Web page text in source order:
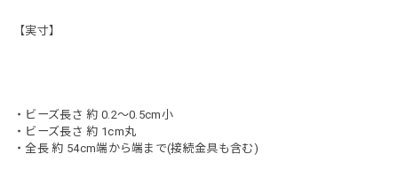
【実寸】
・ビーズ長さ 約 0.2〜0.5cm小
・ビーズ長さ 約 1cm丸
・全長 約 54cm端から端まで(接続金具も含む)